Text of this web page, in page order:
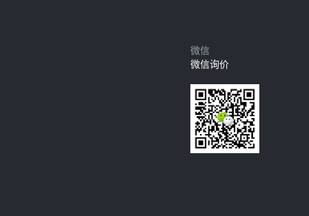
微信
微信询价